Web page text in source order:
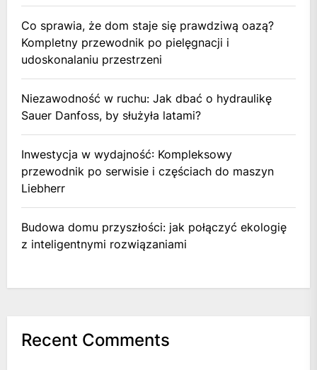
Co sprawia, że dom staje się prawdziwą oazą?
Kompletny przewodnik po pielęgnacji i
udoskonalaniu przestrzeni
Niezawodność w ruchu: Jak dbać o hydraulikę
Sauer Danfoss, by służyła latami?
Inwestycja w wydajność: Kompleksowy
przewodnik po serwisie i częściach do maszyn
Liebherr
Budowa domu przyszłości: jak połączyć ekologię
z inteligentnymi rozwiązaniami
Recent Comments